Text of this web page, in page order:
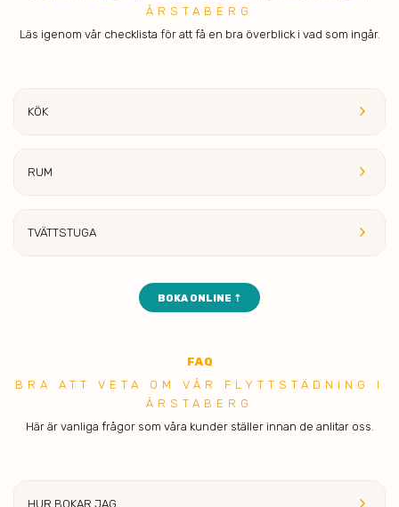
ÅRSTABERG
Läs igenom vår checklista för att få en bra överblick i vad som ingår.
keyboard_arrow_right
KÖK
keyboard_arrow_right
RUM
keyboard_arrow_right
TVÄTTSTUGA
BOKA ONLINE ⇡
FAQ
BRA ATT VET A OM VÅR FLYTTSTÄDNING I
ÅRSTABERG
Här är vanliga frågor som våra kunder ställer innan de anlitar oss.
HUR BOKAR JAG